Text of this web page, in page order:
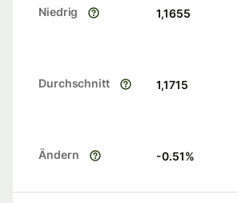
Niedrig 1,1655
Durchschnitt 1,1715
Ändern -0.51%